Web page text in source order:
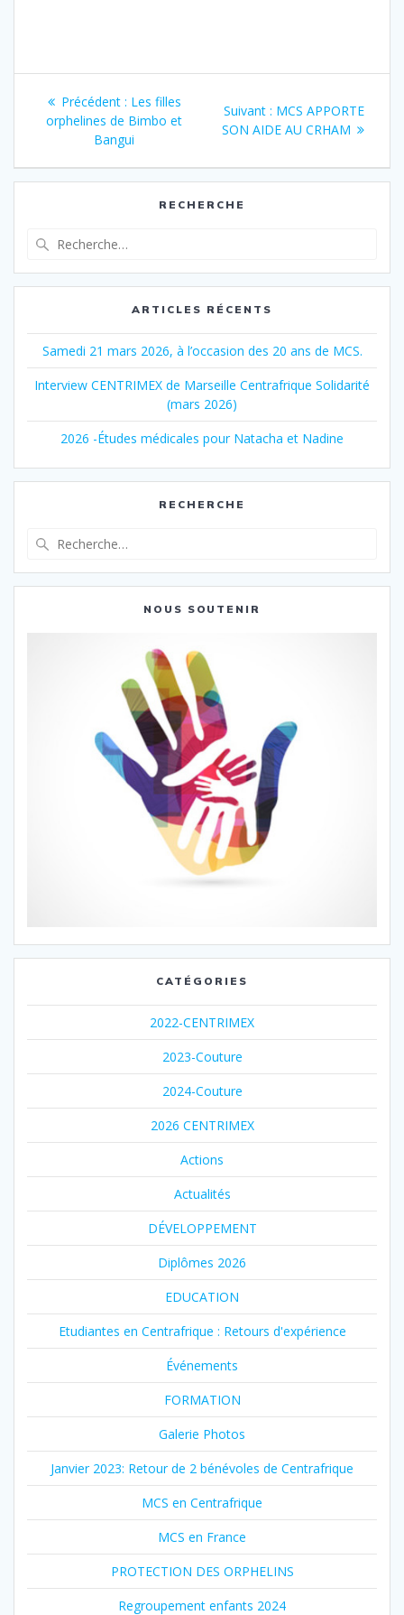
Navigation
de
l’article
Précédent : Article
précédent
:
Les filles
orphelines de Bimbo et
Bangui
Suivant : Article
suivant
MCS APPORTE
SON AIDE AU CRHAM
RECHERCHE
:
ARTICLES RÉCENTS
Samedi 21 mars 2026, à l’occasion des 20 ans de MCS.
Interview CENTRIMEX de Marseille Centrafrique Solidarité
(mars 2026)
2026 -Études médicales pour Natacha et Nadine
RECHERCHE
:
NOUS SOUTENIR
CATÉGORIES
2022-CENTRIMEX
2023-Couture
2024-Couture
2026 CENTRIMEX
Actions
Actualités
DÉVELOPPEMENT
Diplômes 2026
EDUCATION
Etudiantes en Centrafrique : Retours d'expérience
Événements
FORMATION
Galerie Photos
Janvier 2023: Retour de 2 bénévoles de Centrafrique
MCS en Centrafrique
MCS en France
PROTECTION DES ORPHELINS
Regroupement enfants 2024